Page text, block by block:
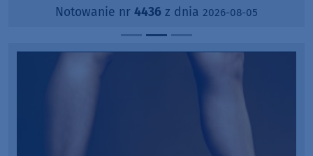
Notowanie nr 4436 z dnia 2026-08-05